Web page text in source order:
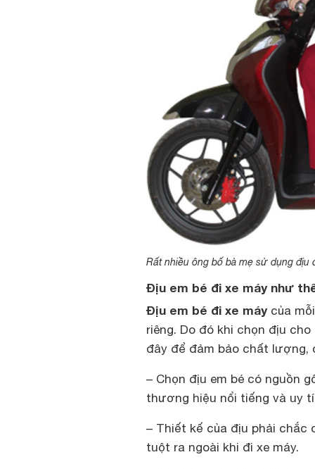
Rất nhiều ông bố bà mẹ sử dụng
Địu em bé đi xe máy như
Địu em bé đi xe máy của
riêng. Do đó khi chọn địu
đây để đảm bảo chất lượng,
– Chọn địu em bé có nguồn
thương hiệu nổi tiếng và uy
– Thiết kế của địu phải chắc
tuột ra ngoài khi đi xe máy.